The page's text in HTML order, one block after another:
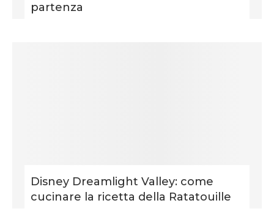
partenza
Disney Dreamlight Valley: come
cucinare la ricetta della Ratatouille